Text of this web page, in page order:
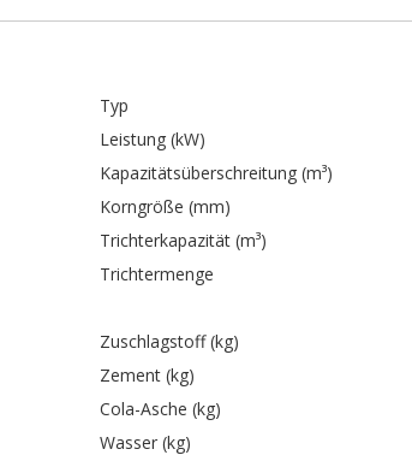
Typ
Leistung (kW)
Kapazitätsüberschreitung (m³)
Korngröße (mm)
Trichterkapazität (m³)
Trichtermenge
Zuschlagstoff (kg)
Zement (kg)
Cola-Asche (kg)
Wasser (kg)